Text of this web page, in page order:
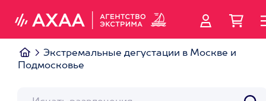
Экстремальные дегустации в Москве и
Подмосковье